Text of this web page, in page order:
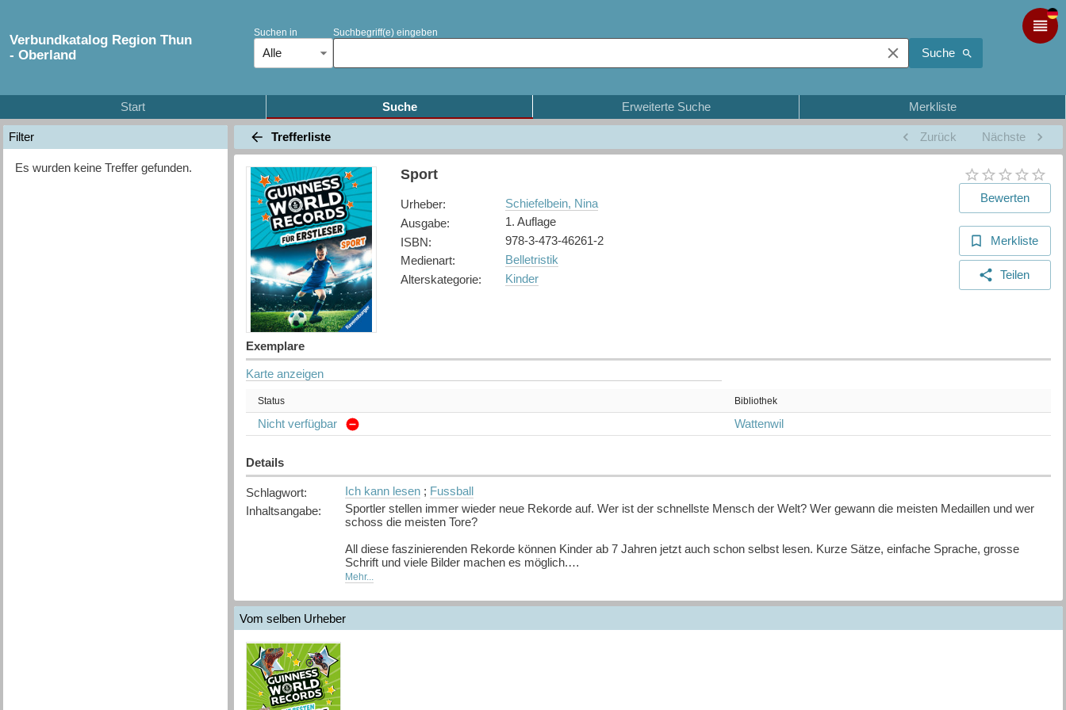
Verbundkatalog Region Thun
- Oberland
Suchen in
Alle
Suchbegriff(e) eingeben
Suche
Start Suche Erweiterte Suche Merkliste
Filter
Es wurden keine Treffer gefunden.
Trefferliste Zurück Nächste
Sport
Urheber:
Schiefelbein, Nina
Ausgabe:
1. Auflage
ISBN:
978-3-473-46261-2
Medienart:
Belletristik
Alterskategorie: Kinder
Bewerten
Merkliste
Teilen
Exemplare
Karte anzeigen
Status Bibliothek
Nicht verfügbar Wattenwil
Details
Schlagwort: Ich kann lesen; Fussball
Inhaltsangabe:
Sportler stellen immer wieder neue Rekorde auf. Wer ist der schnellste Mensch der Welt? Wer gewann die meisten Medaillen und wer
schoss die meisten Tore?
All diese faszinierenden Rekorde können Kinder ab 7 Jahren jetzt auch schon selbst lesen. Kurze Sätze, einfache Sprache, grosse
Schrift und viele Bilder machen es möglich.
[Quelle: Buchhaus.ch, bearbeitet mit ChatGPT
Mehr...
Vom selben Urheber